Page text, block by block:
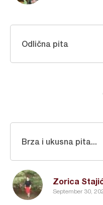
Odlična pita
Zorica
September 30,
Brza i ukusna pita...